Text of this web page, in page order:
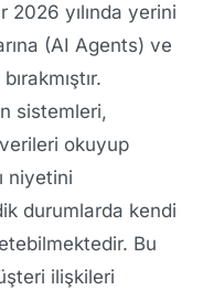
yılında yerini
(AI Agents) ve
sistemleri,
verileri okuyup
niyetini
durumlarda kendi
Bu
ilişkileri